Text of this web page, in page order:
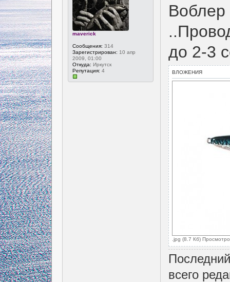
maverick
Сообщения: 314
Зарегистрирован: 10 апр
2009, 01:00
Откуда: Иркутск
Репутация: 4
Воблер
до 2-3
ВЛОЖЕНИЯ
.jpg (8.7 Кб)
всего